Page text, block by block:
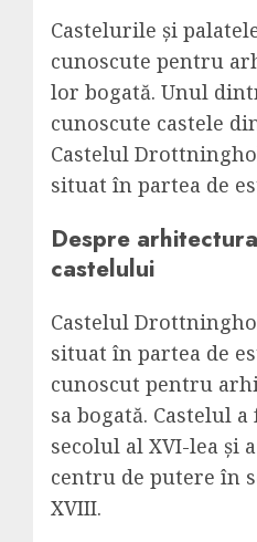
Castelurile și
cunoscute pentru
lor bogată. Unul
cunoscute castele
Castelul
situat în partea de
Despre
castelului
Castelul
situat în partea de
cunoscut pentru
sa bogată. Castelul
secolul al XVI-lea și
centru de putere în
XVIII.